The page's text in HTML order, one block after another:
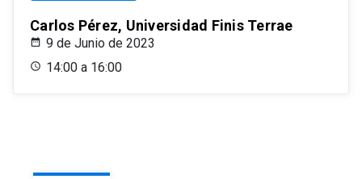
Carlos Pérez, Universidad Finis Terrae
9 de Junio de 2023
14:00 a 16:00